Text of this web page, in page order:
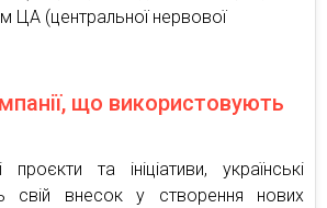
ЦА (центральної нервової
що використовують
та ініціативи, українські
свій внесок у створення нових